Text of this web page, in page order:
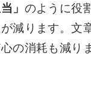
」 のように役
減ります。文
の消耗も減り